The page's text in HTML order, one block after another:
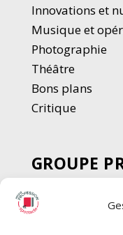
Innovations et
Musique et
Photographie
Théâtre
Bons plans
Critique
GROUPE
SPECTACLE
Chèque